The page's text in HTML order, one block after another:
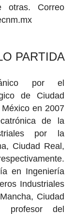
otras. Correo
PARTIDA
por el
de Ciudad
en 2007
de la
por la
Ciudad Real,
en Ingeniería
Industriales
Ciudad
del